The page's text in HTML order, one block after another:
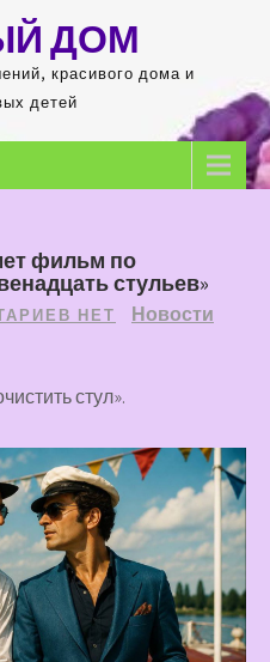
ДОМ
красивого дома и
детей
фильм по
стульев»
НЕТ
Новости
стул».